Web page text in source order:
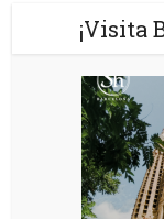
¡Visita